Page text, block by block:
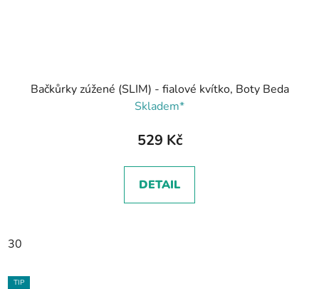
Bačkůrky zúžené (SLIM) - fialové kvítko, Boty Beda
Skladem*
529 Kč
DETAIL
30
TIP